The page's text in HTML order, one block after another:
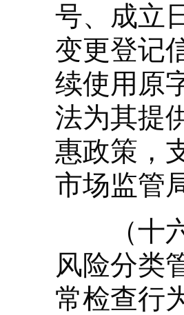
号、成立
变更登记
续使用原
法为其提
惠政策，
市场监管
（十六
风险分类
常检查行